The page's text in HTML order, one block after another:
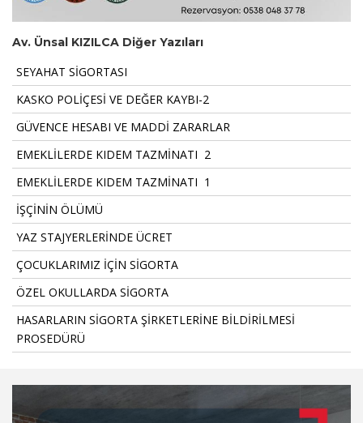
Av. Ünsal KIZILCA Diğer Yazıları
SEYAHAT SİGORTASI
KASKO POLİÇESİ VE DEĞER KAYBI-2
GÜVENCE HESABI VE MADDİ ZARARLAR
EMEKLİLERDE KIDEM TAZMİNATI  2
EMEKLİLERDE KIDEM TAZMİNATI  1
İŞÇİNİN ÖLÜMÜ
YAZ STAJYERLERİNDE ÜCRET
ÇOCUKLARIMIZ İÇİN SİGORTA
ÖZEL OKULLARDA SİGORTA
HASARLARIN SİGORTA ŞİRKETLERİNE BİLDİRİLMESİ
PROSEDÜRÜ